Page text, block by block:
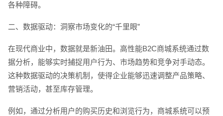
各种障碍。
二、数据驱动：洞察市场变化的“千里眼”
在现代商业中，数据就是新油田。高性能B2C商城系统通过数
据分析，能够实时捕捉用户行为、市场趋势和竞争对手动态。
这种数据驱动的决策机制，使得企业能够迅速调整产品策略、
营销活动，甚至库存管理。
例如，通过分析用户的购买历史和浏览行为，商城系统可以预